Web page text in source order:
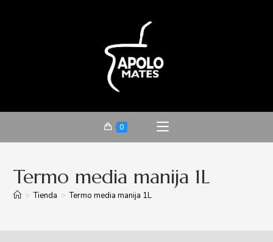
0
Termo media manija 1L
> Tienda > Termo media manija 1L